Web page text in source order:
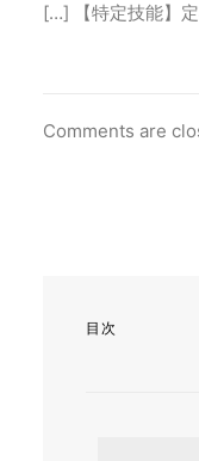
[…] 【特定技能】
Comments are
目次